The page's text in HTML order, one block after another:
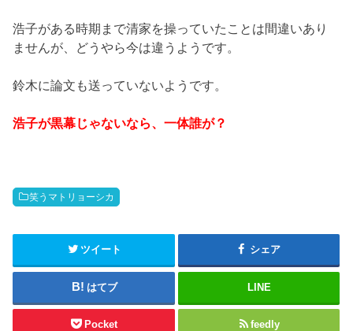
浩子がある時期まで清家を操っていたことは間違いあり
ませんが、どうやら今は違うようです。
鈴木に論文も送っていないようです。
浩子が黒幕じゃないなら、一体誰が？
笑うマトリョーシカ
ツイート シェア
はてブ LINE
Pocket feedly